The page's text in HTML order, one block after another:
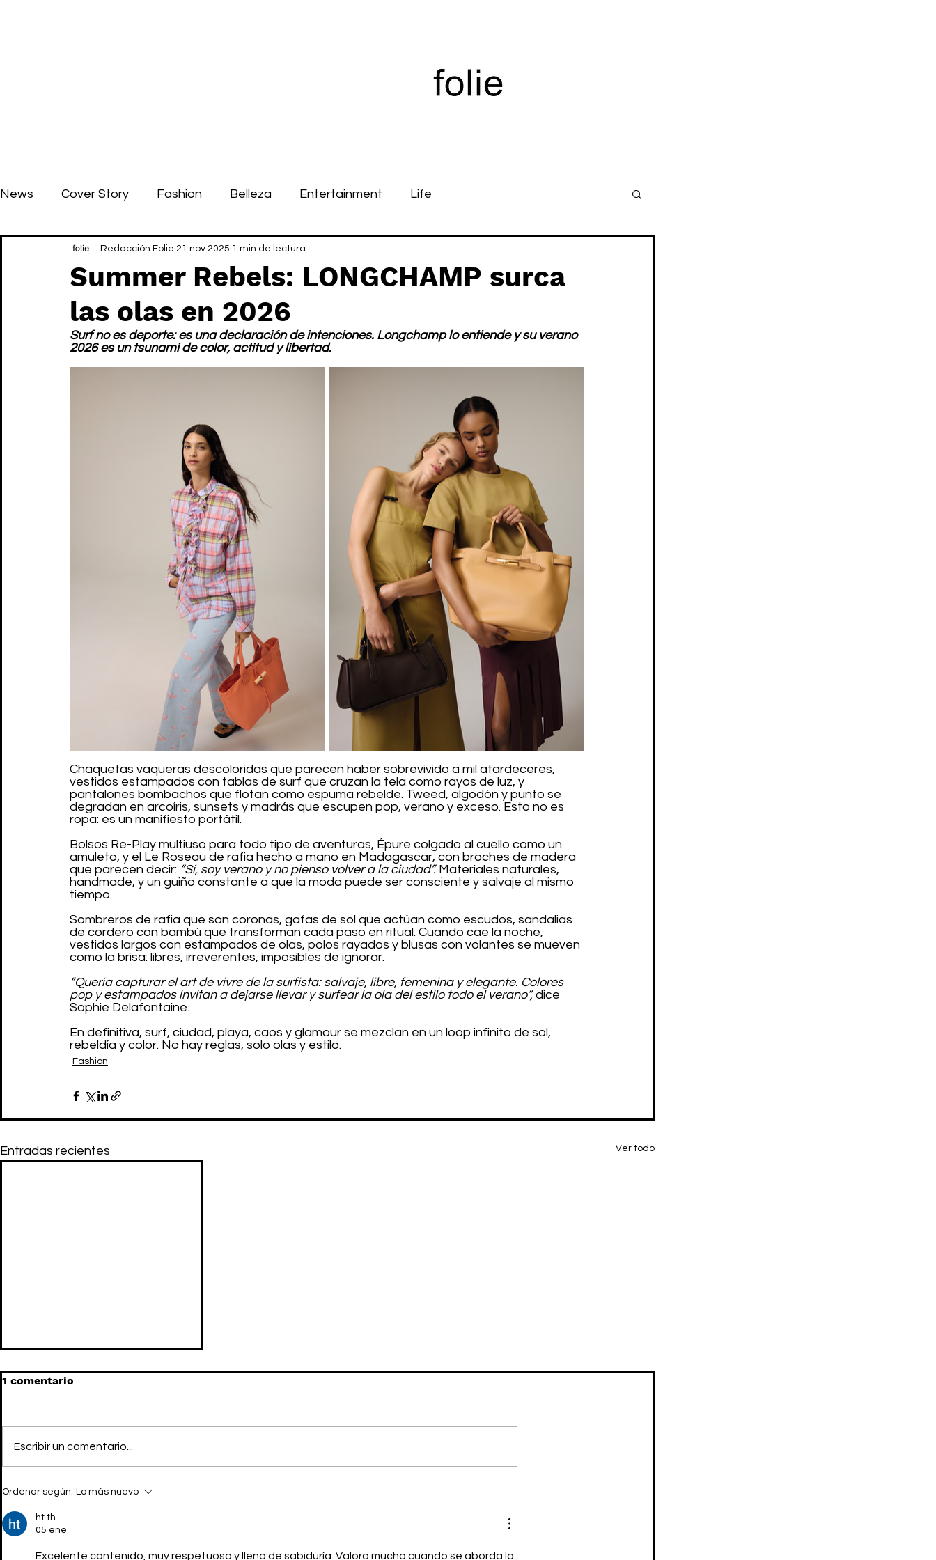
News Cover Story Fashion Belleza Entertainment Life
Summer Rebels: LONGCHAMP surca
las olas en 2026
Redacción Folie 21 nov 2025 1 min de lectura
Surf no es deporte: es una declaración de intenciones. Longchamp lo entiende y su verano
2026 es un tsunami de color, actitud y libertad.
Chaquetas vaqueras descoloridas que parecen haber sobrevivido a mil atardeceres,
vestidos estampados con tablas de surf que cruzan la tela como rayos de luz, y
pantalones bombachos que flotan como espuma rebelde. Tweed, algodón y punto se
degradan en arcoíris, sunsets y madrás que escupen pop, verano y exceso. Esto no es
ropa: es un manifiesto portátil.
Bolsos Re-Play multiuso para todo tipo de aventuras, Épure colgado al cuello como un
amuleto, y el Le Roseau de rafia hecho a mano en Madagascar, con broches de madera
que parecen decir: “Sí, soy verano y no pienso volver a la ciudad”. Materiales naturales,
handmade, y un guiño constante a que la moda puede ser consciente y salvaje al mismo
tiempo.
Sombreros de rafia que son coronas, gafas de sol que actúan como escudos, sandalias
de cordero con bambú que transforman cada paso en ritual. Cuando cae la noche,
vestidos largos con estampados de olas, polos rayados y blusas con volantes se mueven
como la brisa: libres, irreverentes, imposibles de ignorar.
“Quería capturar el art de vivre de la surfista: salvaje, libre, femenina y elegante. Colores
pop y estampados invitan a dejarse llevar y surfear la ola del estilo todo el verano”, dice
Sophie Delafontaine.
En definitiva, surf, ciudad, playa, caos y glamour se mezclan en un loop infinito de sol,
rebeldía y color. No hay reglas, solo olas y estilo.
Fashion
Entradas recientes Ver todo
Saraiva, o la
reinterpretación de todo
un icono parisino
1 comentario
Escribir un comentario...
Ordenar según: Lo más nuevo
ht th
05 ene
Excelente contenido, muy respetuoso y lleno de sabiduría. Valoro mucho cuando se aborda la